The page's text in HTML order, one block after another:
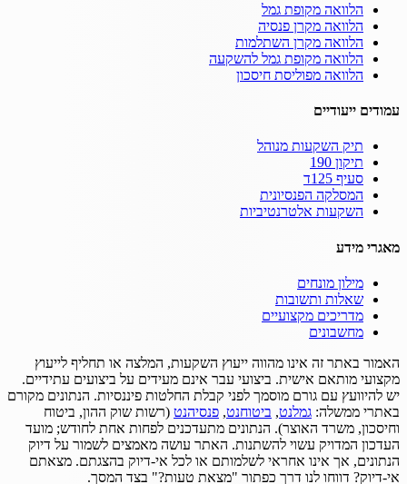
הלוואה מקופת גמל
הלוואה מקרן פנסיה
הלוואה מקרן השתלמות
הלוואה מקופת גמל להשקעה
הלוואה מפוליסת חיסכון
עמודים ייעודיים
תיק השקעות מנוהל
תיקון 190
סעיף 125ד
המסלקה הפנסיונית
השקעות אלטרנטיביות
מאגרי מידע
מילון מונחים
שאלות ותשובות
מדריכים מקצועיים
מחשבונים
האמור באתר זה אינו מהווה ייעוץ השקעות, המלצה או תחליף לייעוץ
מקצועי מותאם אישית. ביצועי עבר אינם מעידים על ביצועים עתידיים.
יש להיוועץ עם גורם מוסמך לפני קבלת החלטות פיננסיות. הנתונים מקורם
באתרי ממשלה: גמלנט, ביטוחנט, פנסיהנט (רשות שוק ההון, ביטוח
וחיסכון, משרד האוצר). הנתונים מתעדכנים לפחות אחת לחודש; מועד
העדכון המדויק עשוי להשתנות. האתר עושה מאמצים לשמור על דיוק
הנתונים, אך אינו אחראי לשלמותם או לכל אי-דיוק בהצגתם. מצאתם
אי-דיוק? דווחו לנו דרך כפתור "מצאת טעות?" בצד המסך.